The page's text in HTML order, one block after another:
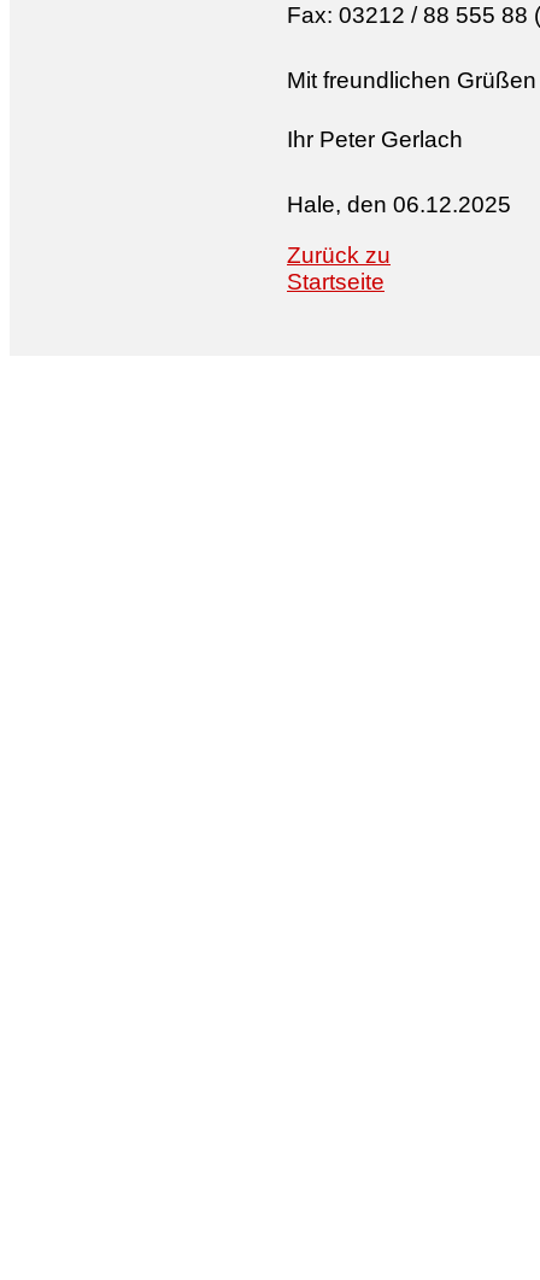
Fax: 03212 / 88 555 88
Mit freundlichen Grüßen
Ihr Peter Gerlach
Hale, den 06.12.2025
Zurück zu
Startseite